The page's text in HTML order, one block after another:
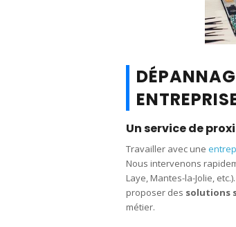
Un service de
Travailler avec une
Nous intervenons
Laye, Mantes-la-Jolie,
proposer des solutions
métier.